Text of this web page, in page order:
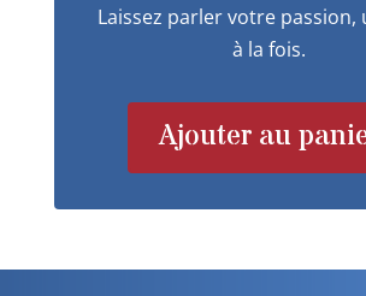
Laissez parler votre passion,
à la fois.
Ajouter au